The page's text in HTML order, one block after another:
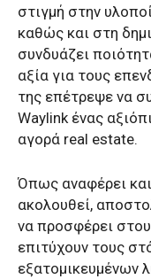
στιγμή στην
καθώς και στη
συνδυάζει
αξία για τους
της επέτρεψε να
Waylink ένας
αγορά real estate.
Όπως αναφέρει
ακολουθεί,
να προσφέρει
επιτύχουν τους
εξατομικευμένων